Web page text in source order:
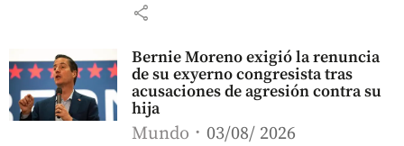
share
Bernie Moreno exigió la renuncia
de su exyerno congresista tras
acusaciones de agresión contra su
hija
Mundo 03/08/ 2026